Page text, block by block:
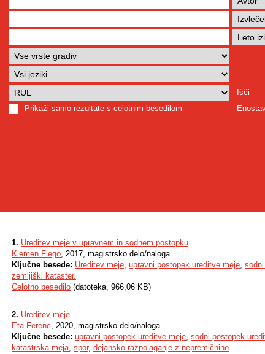
Išči
Prikaži samo rezultate s celotnim besedilom
1. Ureditev meje v upravnem in sodnem postopku
Klemen Flego, 2017, magistrsko delo/naloga
Ključne besede: Ureditev meje, upravni postopek ureditve meje,
zemljiški kataster.
Celotno besedilo (datoteka, 966,06 KB)
2. Ureditev meje
Eta Ferenc, 2020, magistrsko delo/naloga
Ključne besede: upravni postopek ureditve meje, sodni postopek
katastrska meja, spor, dejansko razpolaganje z nepremičnino